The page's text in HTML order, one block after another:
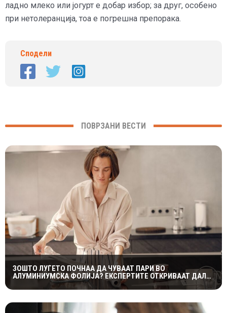
ладно млеко или јогурт е добар избор; за друг, особено
при нетолеранција, тоа е погрешна препорака.
Сподели
ПОВРЗАНИ ВЕСТИ
ЗОШТО ЛУЃЕТО ПОЧНАА ДА ЧУВААТ ПАРИ ВО
АЛУМИНИУМСКА ФОЛИЈА? ЕКСПЕРТИТЕ ОТКРИВААТ ДАЛИ
ТРИКОТ НАВИСТИНА ФУНКЦИОНИРА